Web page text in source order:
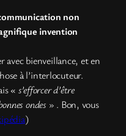
non
invention
avec bienveillance, et en
à l’interlocuteur.
« s’efforcer d’être
ondes » . Bon, vous
)